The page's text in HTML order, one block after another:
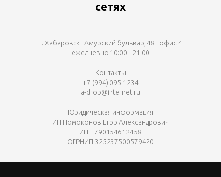
сетях
г. Хабаровск | Амурский бульвар, 48 | офис 4
ежедневно 10:00 - 21:00
Контакты
+7 (994) 095 1234
a-drop@internet.ru
Юридическая информация
ИП Номоконов Егор Александрович
ИНН 790154612458
ОГРНИП 325237500579420